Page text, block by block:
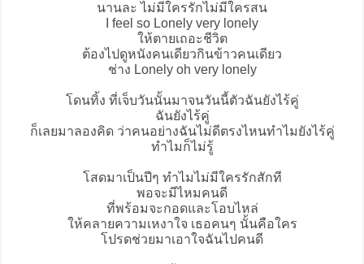
นานละ ไม่มีใครรักไม่มีใครสน
I feel so Lonely very lonely
ให้ตายเถอะชีวิต
ต้องไปดูหนังคนเดียวกินข้าวคนเดียว
ช่าง Lonely oh very lonely
โดนทิ้ง ที่เจ็บวันนั้นมาจนวันนี้ตัวฉันยังไร้คู่
ฉันยังไร้คู่
ก็เลยมาลองคิด ว่าคนอย่างฉันไม่ดีตรงไหนทำไมยังไร้คู่
ทำไมก็ไม่รู้
โสดมาเป็นปีๆ ทำไมไม่มีใครรักสักที
พอจะมีไหมคนดี
ที่พร้อมจะกอดและโอบไหล่
ให้คลายความเหงาใจ เธอคนๆ นั้นคือใคร
โปรดช่วยมาเอาใจฉันไปคนดี